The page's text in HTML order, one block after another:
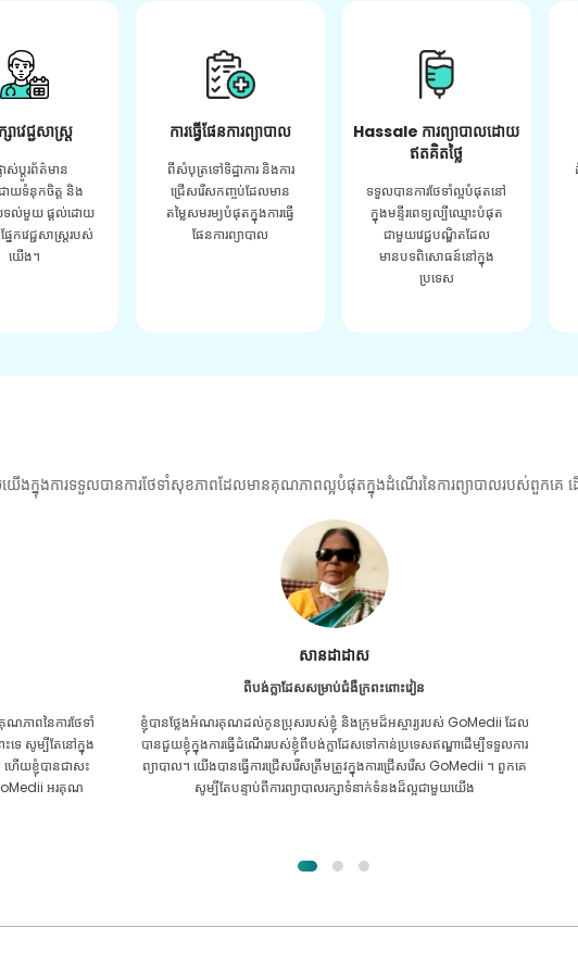
ាវេជ្ជសាស្ត្រ
លាស់ប្តូរព័ត៌មាន
យទំនុកចិត្ត និង
ល់មួយ ផ្តល់ដោយ
នែកវេជ្ជសាស្រ្តរបស់
យើង។
ការធ្វើផែនការព្យាបាល
ពីសំបុត្រទៅទិដ្ឋាការ និងការ
ជ្រើសរើសកញ្ចប់ដែលមាន
តម្លៃសមរម្យបំផុតក្នុងការធ្វើ
ផែនការព្យាបាល
Hassale ការព្យាបាលដោយ
ឥតគិតថ្លៃ
ទទួលបានការថែទាំល្អបំផុតនៅ
ក្នុងមន្ទីរពេទ្យល្បីឈ្មោះបំផុត
ជាមួយវេជ្ជបណ្ឌិតដែល
មានបទពិសោធន៍នៅក្នុង
ប្រទេស
នុងការទទួលបានការថែទាំសុខភាពដែលមានគុណភាពល្អបំផុតក្នុងដំណើរនៃការព្យាបាលរបស់ពួកគេ
ស់ GoMedii ដែល
ឌាដើម្បីទទួលការ
GoMedii ។ ពួកគេ
មួយយើង
Furkanul អ៊ីស្លាម
ពីបង់ក្លាដែសសម្រាប់ការប្តូរតំរងនោម
ខ្ញុំ​បាន​ផ្តល់​ក្តី​សង្ឃឹម​ទាំង​អស់​ថា ខ្ញុំ​នឹង​អាច​ទទួល​បាន​ការ​ព្យាបាល​គ្រប់​ប្រភេទ​សម្រាប់​
បញ្ហា​តម្រងនោម​របស់​ខ្ញុំ។ វាគ្រាន់តែបន្ទាប់ពីខ្ញុំបានឆ្លងកាត់ GoMedii ជាមួយនឹង
ព្រះគុណរបស់អល់ឡោះហើយបានទាក់ទងពួកគេ។